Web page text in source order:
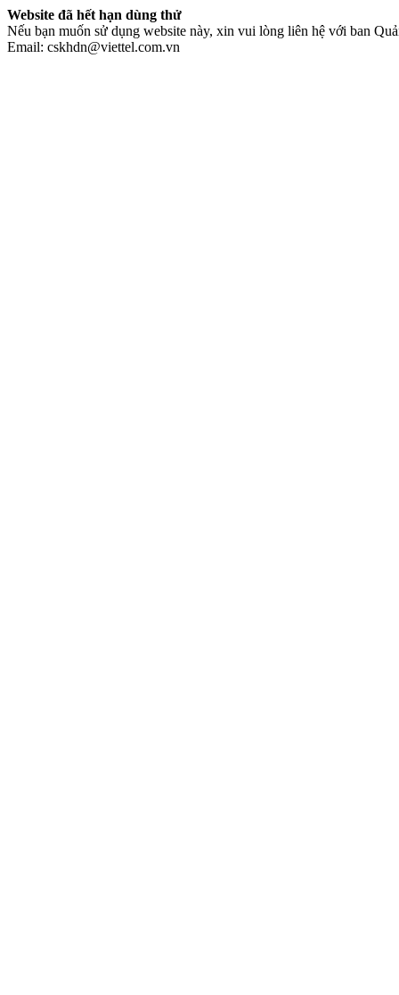
Website đã hết hạn dùng thử
Nếu bạn muốn sử dụng website này, xin vui lòng liên hệ với ban
Email: cskhdn@viettel.com.vn